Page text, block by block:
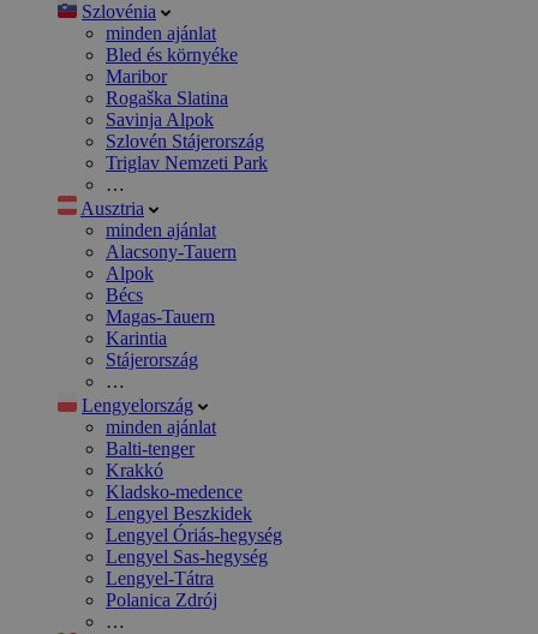
Szlovénia
minden ajánlat
Bled és környéke
Maribor
Rogaška Slatina
Savinja Alpok
Szlovén Stájerország
Triglav Nemzeti Park
…
Ausztria
minden ajánlat
Alacsony-Tauern
Alpok
Bécs
Magas-Tauern
Karintia
Stájerország
…
Lengyelország
minden ajánlat
Balti-tenger
Krakkó
Kladsko-medence
Lengyel Beszkidek
Lengyel Óriás-hegység
Lengyel Sas-hegység
Lengyel-Tátra
Polanica Zdrój
…